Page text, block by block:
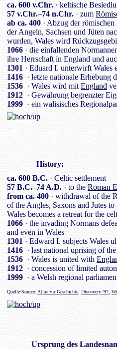
ca. 600 v.Chr.· keltische
57 v.Chr.–74 n.Chr. · zum
ab ca. 400 · Abzug der
der Angeln, Sachsen und Jüten
wurden, Wales wird
1066 · die einfallenden
ihre Herrschaft in England und
1301 · Eduard I. unterwirft Wales
1416 · letzte nationale Erhebung
1536 · Wales wird mit England
1912 · Gewährung begrenzter
1999 · ein walisisches
History:
ca. 600 B.C. · Celtic settlement
57 B.C.–74 A.D. · to the Roman
from ca. 400 · withdrawal of the
of the Angles, Saxons and Jutes
Wales becomes a retreat for the
1066 · the invading Normans
and even in Wales
1301 · Edward I. subjects Wales
1416 · last national uprising of
1536 · Wales is united with
1912 · concession of limited
1999 · a Welsh regional
Quelle/Source: Atlas zur Geschichte Discovery '97
Ursprung des